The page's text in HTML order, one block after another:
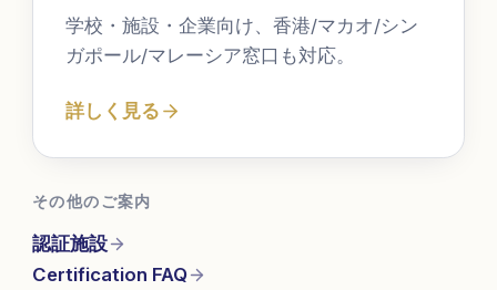
学校・施設・企業向け、香港/マカオ/シン
ガポール/マレーシア窓口も対応。
詳しく見る
その他のご案内
認証施設
Certification FAQ